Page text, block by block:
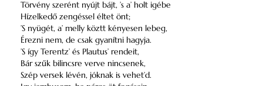
Törvény szerént nyújt bájt, ’s a’ holt igébe
Hízelkedő zengéssel éltet önt;
’S nyügét, a’ melly köztt kényesen lebeg,
Érezni nem, de csak gyanítni hagyja.
’S így Terentz’ és Plautus’ rendeit,
Bár szűk bilincsre verve nincsenek,
Szép versek lévén, jóknak is vehet’d.